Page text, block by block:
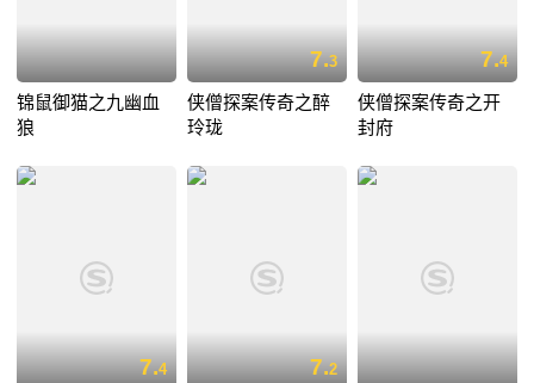
锦鼠御猫之九幽血
狼
7.3
侠僧探案传奇之醉
玲珑
7.4
侠僧探案传奇之开
封府
7.4 7.2